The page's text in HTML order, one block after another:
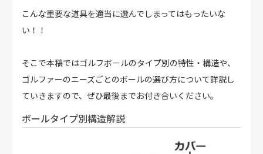
こんな重要な道具を適当に選んでしまってはもったいな
い！！
そこで本稿ではゴルフボールのタイプ別の特性・構造や、
ゴルファーのニーズごとのボールの選び方について詳説し
ていきますので、ぜひ最後までお付き合いください。
ボールタイプ別構造解説